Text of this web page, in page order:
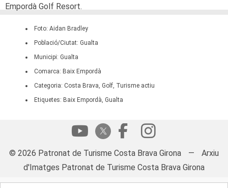
Empordà Golf Resort.
Foto: Aidan Bradley
Població/Ciutat: Gualta
Municipi: Gualta
Comarca: Baix Empordà
Categoria: Costa Brava, Golf, Turisme actiu
Etiquetes: Baix Empordà, Gualta
© 2026 Patronat de Turisme Costa Brava Girona —
Arxiu
d'Imatges Patronat de Turisme Costa Brava Girona